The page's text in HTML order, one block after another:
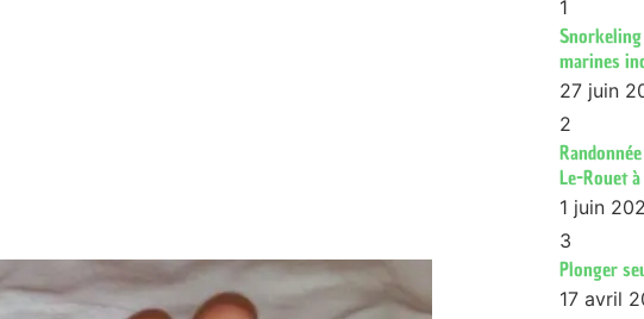
1
Snorkeling
marines
27 juin
2
Le-Rouet
1 juin
3
Plonger
17 avril